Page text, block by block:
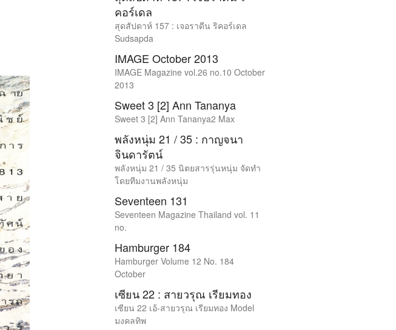
คอร์เดล
สุดสัปดาห์ 157 : เจอราดีน ริคอร์เดล
Sudsapda
IMAGE October 2013
IMAGE Magazine vol.26 no.10 October
2013
Sweet 3 [2] Ann Tananya
Sweet 3 [2] Ann Tananya2 Max
พลังหนุ่ม 21 / 35 : กาญจนา
จินดารัตน์
พลังหนุ่ม 21 / 35 นิตยสารรุ่นหนุ่ม จัดทำ
โดยทีมงานพลังหนุ่ม
Seventeen 131
Seventeen Magazine Thailand vol. 11
no.
Hamburger 184
Hamburger Volume 12 No. 184
October
เซียน 22 : สายวรุณ เรียมทอง
เซียน 22 เอ้-สายวรุณ เรียมทอง Model
มงคลทิพ